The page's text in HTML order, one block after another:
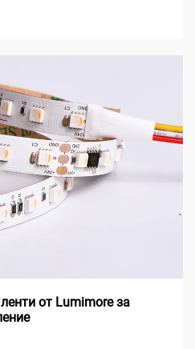
от Lumimore за